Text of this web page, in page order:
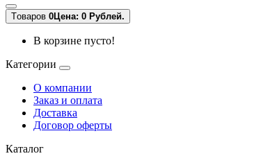
Tоваров 0Цена: 0 Рублей.
В корзине пусто!
Категории
О компании
Заказ и оплата
Доставка
Договор оферты
Каталог